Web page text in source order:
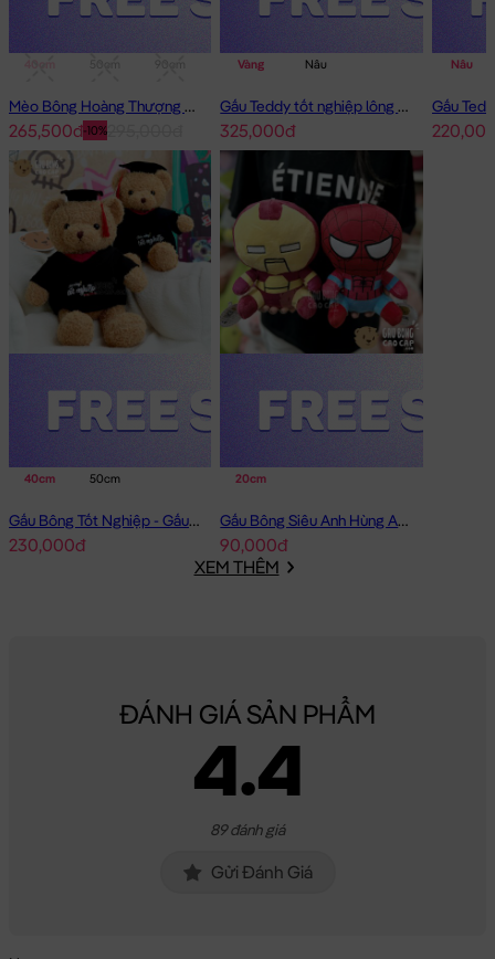
Gấu Teddy áo len cờ mỹ màu trắng
1m
Mèo Bông Hoàng Thượng Cosplay Panda
-10%
265,500đ
Vàng Nâu
Gấu Teddy tốt nghiệp lông xù 50cm
325,000đ
Nâu
40cm 50cm
Gấu Bông Tốt Nghiệp - Gấu Teddy tốt nghiệp lông xù màu Vàng
230,000đ
20cm
Gấu Bông Siêu Anh Hùng Avenger Nhí
90,000đ
XEM THÊM
ĐÁNH GIÁ SẢN PHẨM
4.4
89 đánh giá
Gửi Đánh Giá